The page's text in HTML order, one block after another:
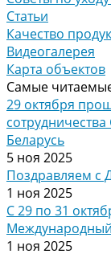
Статьи
Качество
Видеогалерея
Карта объектов
Самые
29 октября
Беларусь
5 ноя 2025
Поздравляем с
1 ноя 2025
С 29 по 31
1 ноя 2025